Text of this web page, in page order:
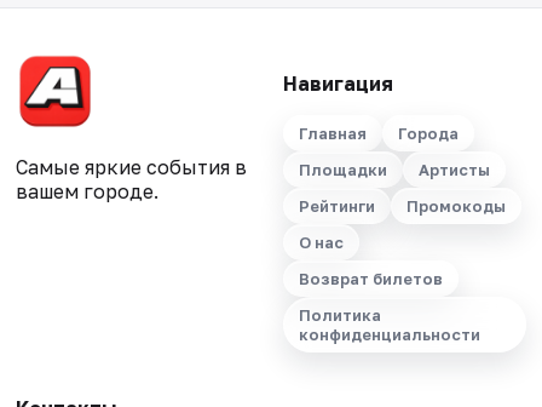
Самые яркие события в
вашем городе.
Навигация
Главная
Города
Площадки
Артисты
Рейтинги
Промокоды
О нас
Возврат билетов
Политика
конфиденциальности